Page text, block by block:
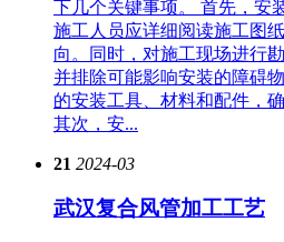
下几个关键事项。 首先，安
施工人员应详细阅读施工图
向。同时，对施工现场进行
并排除可能影响安装的障碍
的安装工具、材料和配件，
其次，安...
21 2024-03
武汉复合风管加工工艺